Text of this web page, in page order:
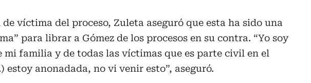
víctima del proceso, Zuleta aseguró que esta ha sido una
para librar a Gómez de los procesos en su contra. “Yo soy
mi familia y de todas las víctimas que es parte civil en el
estoy anonadada, no vi venir esto”, aseguró.